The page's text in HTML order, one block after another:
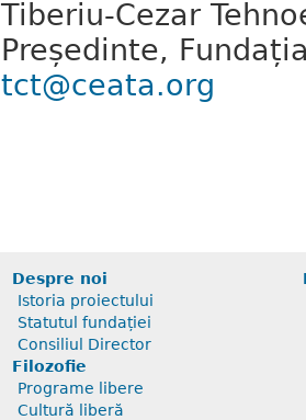
Tiberiu-Cezar
Președinte,
tct@ceata.org
Despre noi
Istoria proiectului
Statutul fundației
Consiliul Director
Filozofie
Programe libere
Cultură liberă